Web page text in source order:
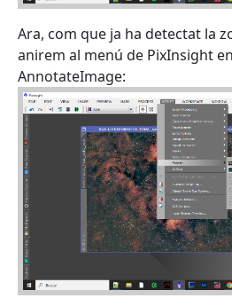
Ara, com que ja ha detectat la
anirem al menú de PixInsight en
AnnotateImage: